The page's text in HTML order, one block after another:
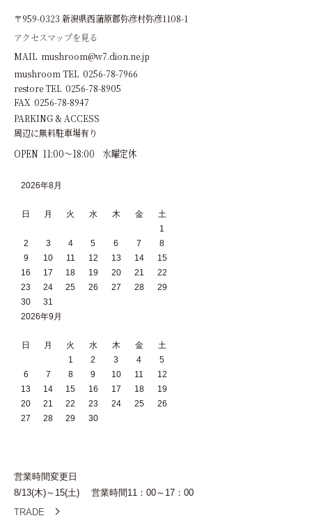
〒959-0323 新潟県西蒲原郡弥彦村弥彦1108-1
アクセスマップを見る
MAIL mushroom@w7.dion.ne.jp
mushroom TEL 0256-78-7966
restore TEL 0256-78-8905
FAX 0256-78-8947
PARKING & ACCESS
周辺に無料駐車場有り
OPEN 11:00～18:00 水曜定休
2026年8月
日 月 火 水 木 金
土
1
2
3 4 5 6 7
8
9
10 11 12 13 14
15
16
17 18 19 20 21
22
23
24 25 26 27 28
29
30
31
2026年9月
日 月 火 水 木 金
土
1
2 3 4
5
6
7 8 9 10 11
12
13
14 15 16 17 18
19
20
21 22 23 24 25
26
27
28 29 30
TRADE
営業時間変更日
8/13(木)～15(土) 営業時間11：00～17：00